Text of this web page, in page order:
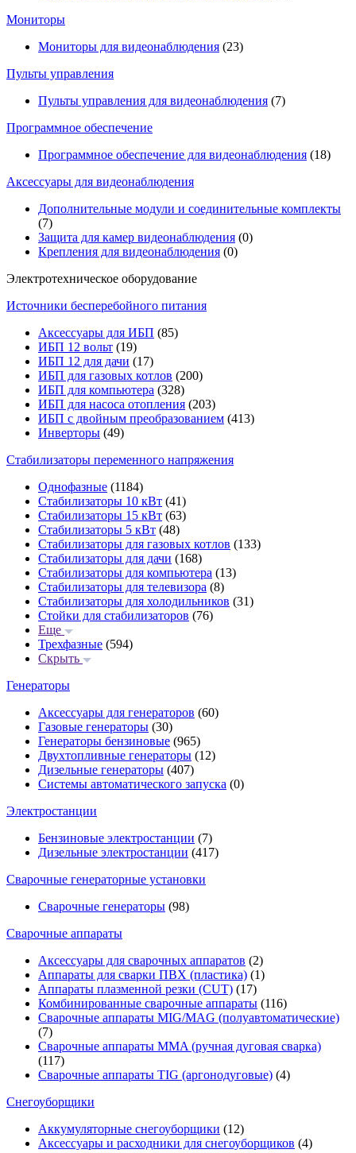
Мониторы
Мониторы для видеонаблюдения (23)
Пульты управления
Пульты управления для видеонаблюдения (7)
Программное обеспечение
Программное обеспечение для видеонаблюдения (18)
Аксессуары для видеонаблюдения
Дополнительные модули и соединительные комплекты
(7)
Защита для камер видеонаблюдения (0)
Крепления для видеонаблюдения (0)
Электротехническое оборудование
Источники бесперебойного питания
Аксессуары для ИБП (85)
ИБП 12 вольт (19)
ИБП 12 для дачи (17)
ИБП для газовых котлов (200)
ИБП для компьютера (328)
ИБП для насоса отопления (203)
ИБП с двойным преобразованием (413)
Инверторы (49)
Стабилизаторы переменного напряжения
Однофазные (1184)
Стабилизаторы 10 кВт (41)
Стабилизаторы 15 кВт (63)
Стабилизаторы 5 кВт (48)
Стабилизаторы для газовых котлов (133)
Стабилизаторы для дачи (168)
Стабилизаторы для компьютера (13)
Стабилизаторы для телевизора (8)
Стабилизаторы для холодильников (31)
Стойки для стабилизаторов (76)
Еще
Трехфазные (594)
Скрыть
Генераторы
Аксессуары для генераторов (60)
Газовые генераторы (30)
Генераторы бензиновые (965)
Двухтопливные генераторы (12)
Дизельные генераторы (407)
Системы автоматического запуска (0)
Электростанции
Бензиновые электростанции (7)
Дизельные электростанции (417)
Сварочные генераторные установки
Сварочные генераторы (98)
Сварочные аппараты
Аксессуары для сварочных аппаратов (2)
Аппараты для сварки ПВХ (пластика) (1)
Аппараты плазменной резки (CUT) (17)
Комбинированные сварочные аппараты (116)
Сварочные аппараты MIG/MAG (полуавтоматические)
(7)
Сварочные аппараты MMA (ручная дуговая сварка)
(117)
Сварочные аппараты TIG (аргонодуговые) (4)
Снегоуборщики
Аккумуляторные снегоуборщики (12)
Аксессуары и расходники для снегоуборщиков (4)